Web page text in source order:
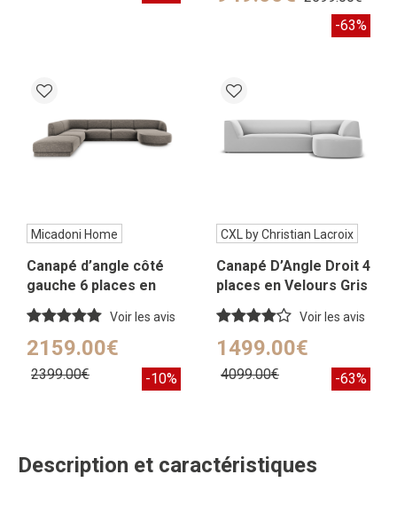
-63%
Micadoni Home
Canapé d’angle côté
gauche 6 places en
tissu chenille gris
Voir les avis
2159.00€
2399.00€ -10%
CXL by Christian Lacroix
Canapé D’Angle Droit 4
places en Velours Gris
Clair
Voir les avis
1499.00€
4099.00€ -63%
Description et caractéristiques